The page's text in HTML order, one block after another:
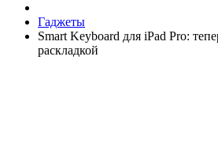
Гаджеты
Smart Keyboard для iPad Pro:
раскладкой